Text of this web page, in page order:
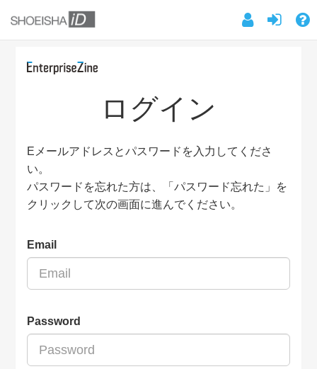
ログイン
Eメールアドレスとパスワードを入力してくださ
い。
パスワードを忘れた方は、「パスワード忘れた」を
クリックして次の画面に進んでください。
Email
Password